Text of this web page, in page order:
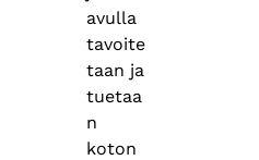
avulla
tavoite
taan ja
tuetaa
n
koton